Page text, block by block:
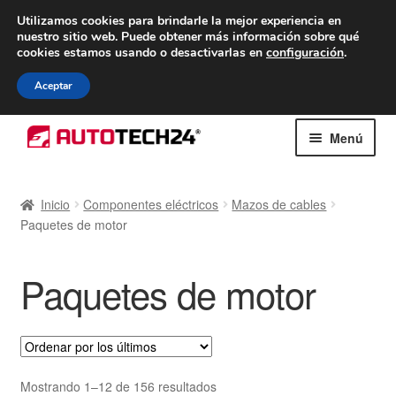
ENTREGA desde 7 EUR
De lunes a viernes de 9 a. m. a 4 p. m.
navegación
al
Menú
Caja registradora
Inicio Componentes eléctricos
Mazos de cables
Paquetes de motor
Paquetes de motor
Mostrando 1–12 de 156 resultadosOrdenado
Utilizamos cookies para brindarle la mejor experiencia en
nuestro sitio web. Puede obtener más información sobre qué
cookies estamos usando o desactivarlas en configuración.
Aceptar